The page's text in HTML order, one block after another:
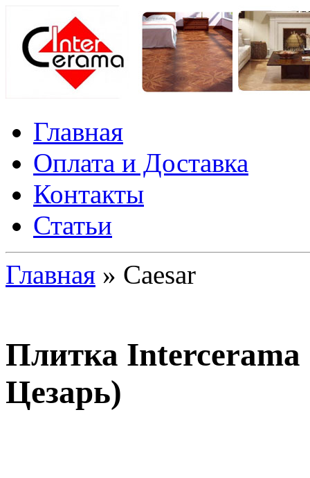
Главная
Оплата и Доставка
Контакты
Статьи
Главная » Caesar
Плитка Intercerama
Цезарь)